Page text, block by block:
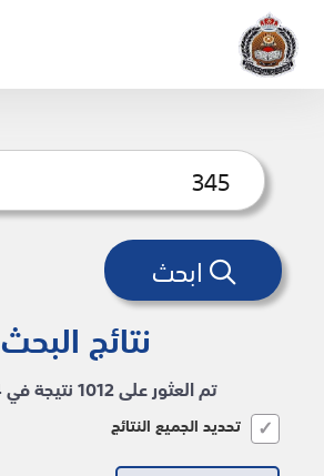
نتائج البحث
تم العثور على 1012 نتيجة في 0.224 ث
تحديد الجميع النتائج